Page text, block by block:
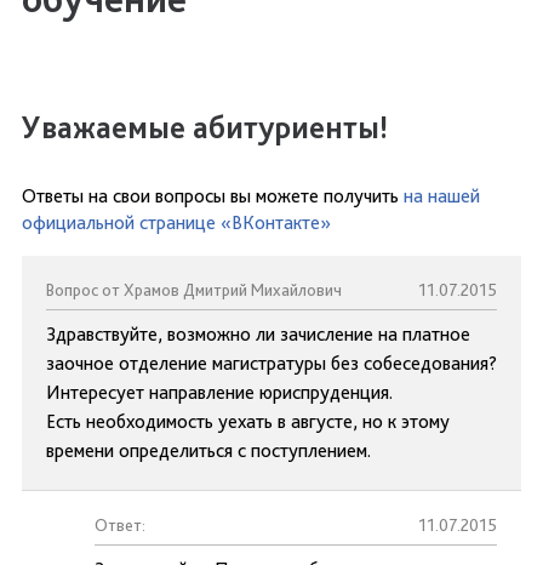
Уважаемые абитуриенты!
Ответы на свои вопросы вы можете получить на нашей
официальной странице «ВКонтакте»
Вопрос от Храмов Дмитрий Михайлович 11.07.2015
Здравствуйте, возможно ли зачисление на платное
заочное отделение магистратуры без собеседования?
Интересует направление юриспруденция.
Есть необходимость уехать в августе, но к этому
времени определиться с поступлением.
Ответ: 11.07.2015